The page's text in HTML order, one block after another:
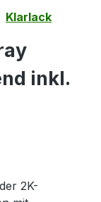
Klarlack
inkl.
2K-